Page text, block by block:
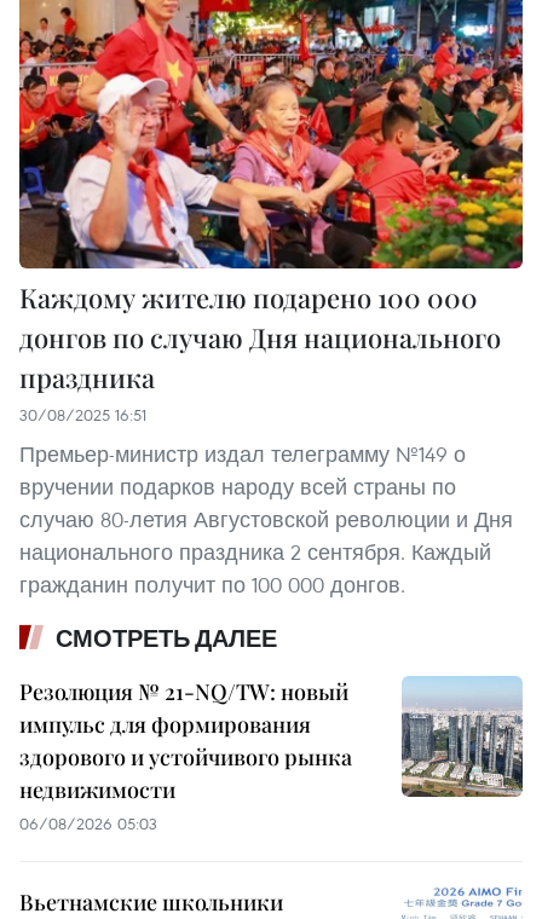
Каждому жителю подарено 100 000
донгов по случаю Дня национального
праздника
30/08/2025 16:51
Премьер-министр издал телеграмму №149 о
вручении подарков народу всей страны по
случаю 80-летия Августовской революции и Дня
национального праздника 2 сентября. Каждый
гражданин получит по 100 000 донгов.
СМОТРЕТЬ ДАЛЕЕ
Резолюция № 21-NQ/TW: новый
импульс для формирования
здорового и устойчивого рынка
недвижимости
06/08/2026 05:03
Вьетнамские школьники